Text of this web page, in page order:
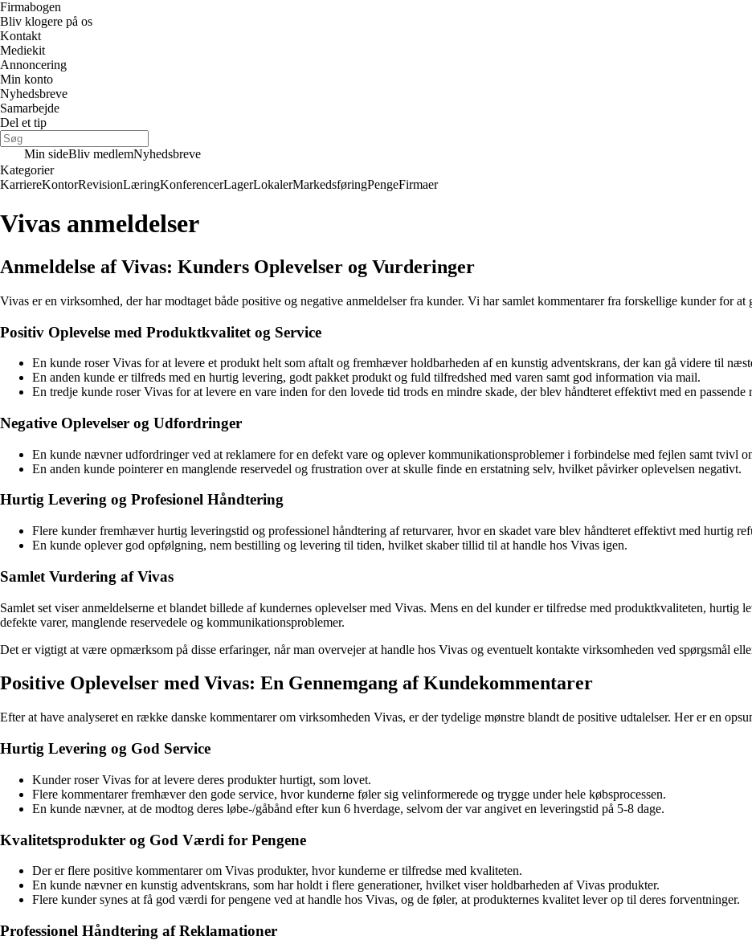
Firmabogen
Bliv klogere på os
Kontakt
Mediekit
Annoncering
Min konto
Nyhedsbreve
Samarbejde
Del et tip
Min sideBliv medlemNyhedsbreve
Kategorier
KarriereKontorRevisionLæringKonferencerLagerLokalerMarkedsføringPengeFirmaer
Vivas anmeldelser
Anmeldelse af Vivas: Kunders Oplevelser og Vurderinger
Vivas er en virksomhed, der har modtaget både positive og negative anmeldelser fra kunder. Vi har samlet kommentarer fra forskellige kunder for
Positiv Oplevelse med Produktkvalitet og Service
En kunde roser Vivas for at levere et produkt helt som aftalt og fremhæver holdbarheden af en kunstig adventskrans, der kan gå videre til
En anden kunde er tilfreds med en hurtig levering, godt pakket produkt og fuld tilfredshed med varen samt god information via mail.
En tredje kunde roser Vivas for at levere en vare inden for den lovede tid trods en mindre skade, der blev håndteret effektivt med en passende
Negative Oplevelser og Udfordringer
En kunde nævner udfordringer ved at reklamere for en defekt vare og oplever kommunikationsproblemer i forbindelse med fejlen samt tvivl
En anden kunde pointerer en manglende reservedel og frustration over at skulle finde en erstatning selv, hvilket påvirker oplevelsen negativt.
Hurtig Levering og Profesionel Håndtering
Flere kunder fremhæver hurtig leveringstid og professionel håndtering af returvarer, hvor en skadet vare blev håndteret effektivt med hurtig
En kunde oplever god opfølgning, nem bestilling og levering til tiden, hvilket skaber tillid til at handle hos Vivas igen.
Samlet Vurdering af Vivas
Samlet set viser anmeldelserne et blandet billede af kundernes oplevelser med Vivas. Mens en del kunder er tilfredse med produktkvaliteten, hurtig
defekte varer, manglende reservedele og kommunikationsproblemer.
Det er vigtigt at være opmærksom på disse erfaringer, når man overvejer at handle hos Vivas og eventuelt kontakte virksomheden ved spørgsmål
Positive Oplevelser med Vivas: En Gennemgang af Kundekommentarer
Efter at have analyseret en række danske kommentarer om virksomheden Vivas, er der tydelige mønstre blandt de positive udtalelser. Her er en
Hurtig Levering og God Service
Kunder roser Vivas for at levere deres produkter hurtigt, som lovet.
Flere kommentarer fremhæver den gode service, hvor kunderne føler sig velinformerede og trygge under hele købsprocessen.
En kunde nævner, at de modtog deres løbe-/gåbånd efter kun 6 hverdage, selvom der var angivet en leveringstid på 5-8 dage.
Kvalitetsprodukter og God Værdi for Pengene
Der er flere positive kommentarer om Vivas produkter, hvor kunderne er tilfredse med kvaliteten.
En kunde nævner en kunstig adventskrans, som har holdt i flere generationer, hvilket viser holdbarheden af Vivas produkter.
Flere kunder synes at få god værdi for pengene ved at handle hos Vivas, og de føler, at produkternes kvalitet lever op til deres forventninger.
Professionel Håndtering af Reklamationer